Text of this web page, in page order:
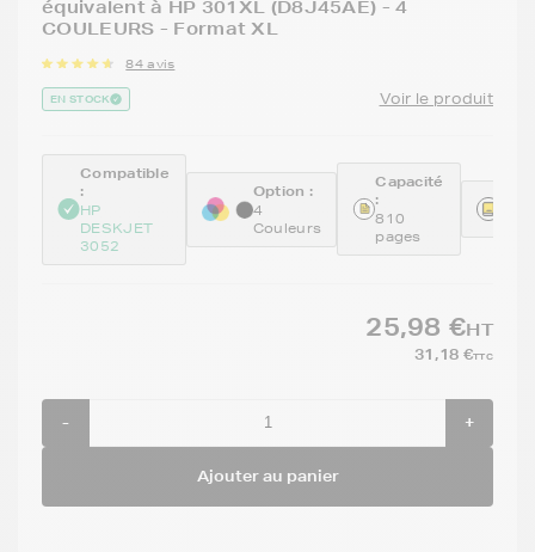
équivalent à HP 301XL (D8J45AE) - 4
COULEURS - Format XL
84 avis
EN STOCK Voir le produit
Compatible
:
HP
DESKJET
3052
Option :
4
Couleurs
Capacité
:
810
pages
25,98 €HT
31,18 €TTC
- +
Ajouter au panier